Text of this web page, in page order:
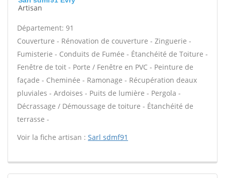
Artisan
Département: 91
Couverture - Rénovation de couverture - Zinguerie -
Fumisterie - Conduits de Fumée - Étanchéité de Toiture -
Fenêtre de toit - Porte / Fenêtre en PVC - Peinture de
façade - Cheminée - Ramonage - Récupération deaux
pluviales - Ardoises - Puits de lumière - Pergola -
Décrassage / Démoussage de toiture - Étanchéité de
terrasse -
Voir la fiche artisan : Sarl sdmf91